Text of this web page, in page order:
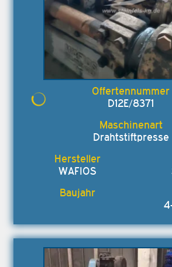
D12E/8371
Drahtstiftpresse
WAFIOS